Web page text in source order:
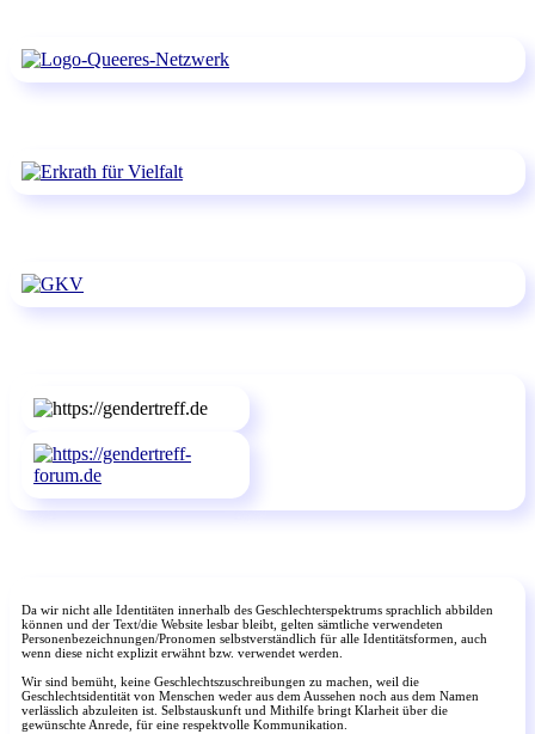
Da wir nicht alle Identitäten innerhalb des Geschlechterspektrums sprachlich abbilden
können und der Text/die Website lesbar bleibt, gelten sämtliche verwendeten
Personenbezeichnungen/Pronomen selbstverständlich für alle Identitätsformen, auch
wenn diese nicht explizit erwähnt bzw. verwendet werden.
Wir sind bemüht, keine Geschlechtszuschreibungen zu machen, weil die
Geschlechtsidentität von Menschen weder aus dem Aussehen noch aus dem Namen
verlässlich abzuleiten ist. Selbstauskunft und Mithilfe bringt Klarheit über die
gewünschte Anrede, für eine respektvolle Kommunikation.